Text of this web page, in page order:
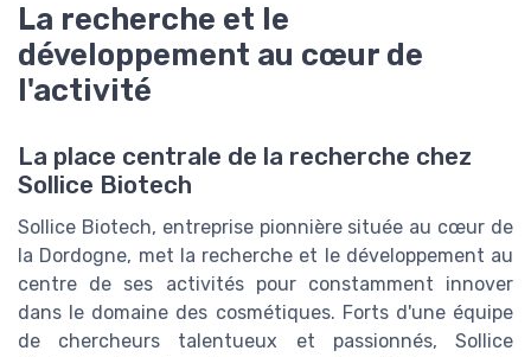
La recherche et le
développement au cœur de
l'activité
La place centrale de la recherche chez
Sollice Biotech
Sollice Biotech, entreprise pionnière située au cœur de
la Dordogne, met la recherche et le développement au
centre de ses activités pour constamment innover
dans le domaine des cosmétiques. Forts d'une équipe
de chercheurs talentueux et passionnés, Sollice